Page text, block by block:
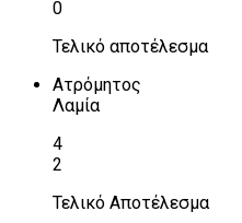
0
Τελικό αποτέλεσμα
Ατρόμητος
Λαμία
4
2
Τελικό Αποτέλεσμα